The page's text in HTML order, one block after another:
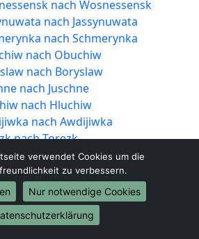
nach Wosnessensk
nach Jassynuwata
nach Schmerynka
nach Obuchiw
nach Boryslaw
nach Juschne
nach Hluchiw
nach Awdijiwka
nach Torezk
nach Tschuhujiw
nach
nach Kostopil
nach Wyschhorod
verwendet Cookies um die
zu verbessern.
Nur notwendige Cookies